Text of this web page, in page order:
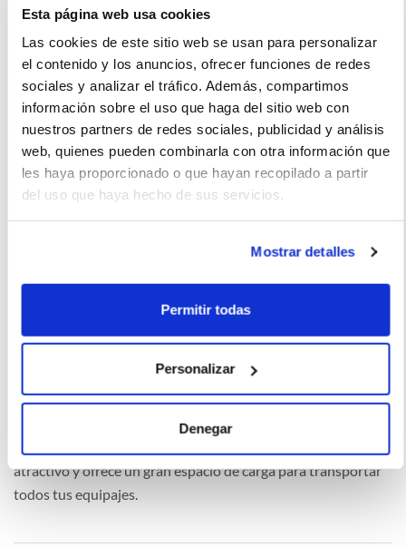
Esta página web usa cookies
Las cookies de este sitio web se usan para personalizar
el contenido y los anuncios, ofrecer funciones de redes
sociales y analizar el tráfico. Además, compartimos
información sobre el uso que haga del sitio web con
nuestros partners de redes sociales, publicidad y análisis
web, quienes pueden combinarla con otra información que
les haya proporcionado o que hayan recopilado a partir
del uso que haya hecho de sus servicios.
Mostrar detalles
Permitir todas
Personalizar
Denegar
Tengo un Opel Combo y es un vehículo muy seguro que
cuenta con modernos sistemas de seguridad, como frenos
ABS y sistema de control de estabilidad.
Juan (2022-10-02)
prestaciones y buen manejo
atractivo y ofrece un gran espacio de carga para transportar
todos tus equipajes.